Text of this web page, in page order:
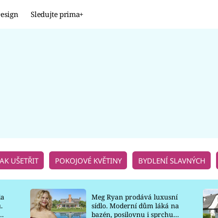
Sledujte prima+
UŠETŘIT POKOJOVÉ KVĚTINY BYDLENÍ SLAVNÝCH
Meg Ryan prodává luxusní
sídlo. Moderní dům láká na
bazén, posilovnu i sprchu